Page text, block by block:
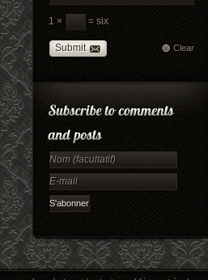
1 × = six
Submit Clear